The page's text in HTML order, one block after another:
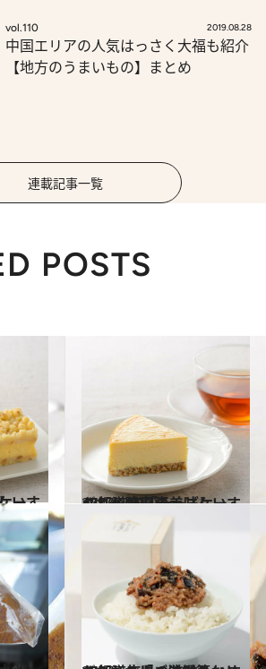
vol.110 2019.08.28
中国エリアの人気はっさく大福も紹介
【地方のうまいもの】まとめ
連載記事一覧
POSTS
2017.9.21
47都道府県の美味しいすぐれもの 「チーズケーキ」～関東篇～
グルメ